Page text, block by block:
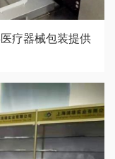
疗器械包装提供